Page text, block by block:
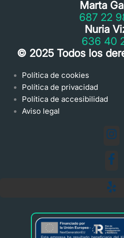
Marta
687 22
Nuria
636 40
© 2025 Todos los
Política de cookies
Política de privacidad
Política de accesibilidad
Aviso legal